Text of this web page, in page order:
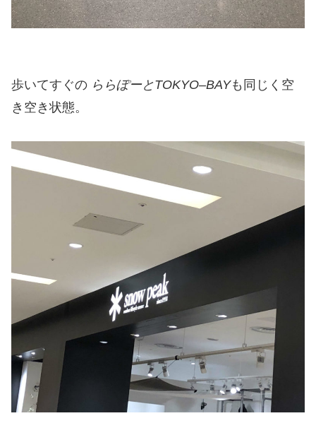
歩いてすぐの ららぽーとTOKYO–BAYも同じく空
き空き状態。